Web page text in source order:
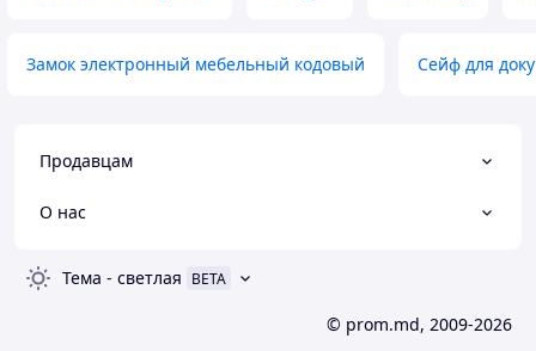
Замок электронный мебельный кодовый Сейф для
Продавцам
О нас
Тема - светлая BETA
© prom.md, 2009-2026